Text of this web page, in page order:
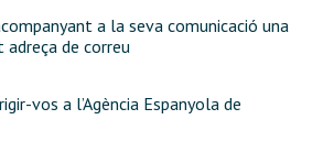
a la seva comunicació una
de correu
vos a l’Agència Espanyola de